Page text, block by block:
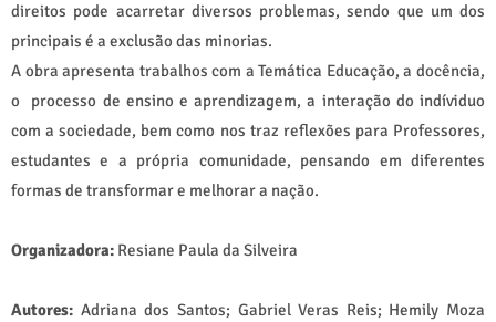
direitos pode acarretar diversos problemas, sendo que um dos
principais é a exclusão das minorias.
A obra apresenta trabalhos com a Temática Educação, a docência,
o processo de ensino e aprendizagem, a interação do indíviduo
com a sociedade, bem como nos traz reflexões para Professores,
estudantes e a própria comunidade, pensando em diferentes
formas de transformar e melhorar a nação.
Organizadora: Resiane Paula da Silveira
Autores: Adriana dos Santos; Gabriel Veras Reis; Hemily Moza